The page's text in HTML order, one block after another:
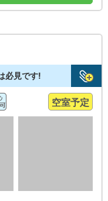
必見です!
空室予定